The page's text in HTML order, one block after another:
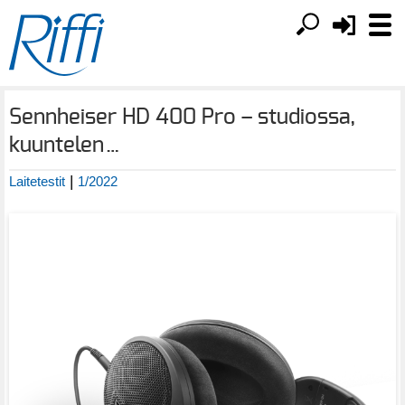
Sennheiser HD 400 Pro – studiossa,
kuuntelen…
Laitetestit | 1/2022